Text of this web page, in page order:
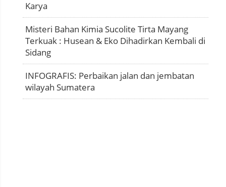
Karya
Misteri Bahan Kimia Sucolite Tirta Mayang
Terkuak : Husean & Eko Dihadirkan Kembali di
Sidang
INFOGRAFIS: Perbaikan jalan dan jembatan
wilayah Sumatera